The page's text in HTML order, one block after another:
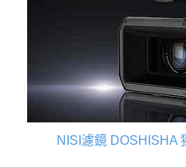
NISI濾鏡 DOSHISHA